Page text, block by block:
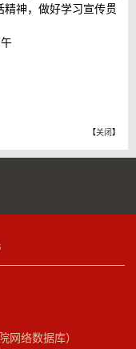
精神，做好学习宣传贯
【关闭】
网络数据库）